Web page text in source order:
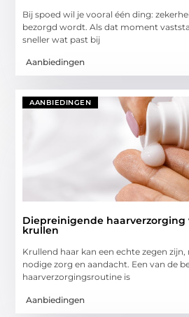
Bij spoed wil je vooral één ding:
bezorgd wordt. Als dat moment
sneller wat past bij
Aanbiedingen
AANBIEDINGEN
Diepreinigende haarverzorging
krullen
Krullend haar kan een echte zegen
nodige zorg en aandacht. Een van de
haarverzorgingsroutine is
Aanbiedingen